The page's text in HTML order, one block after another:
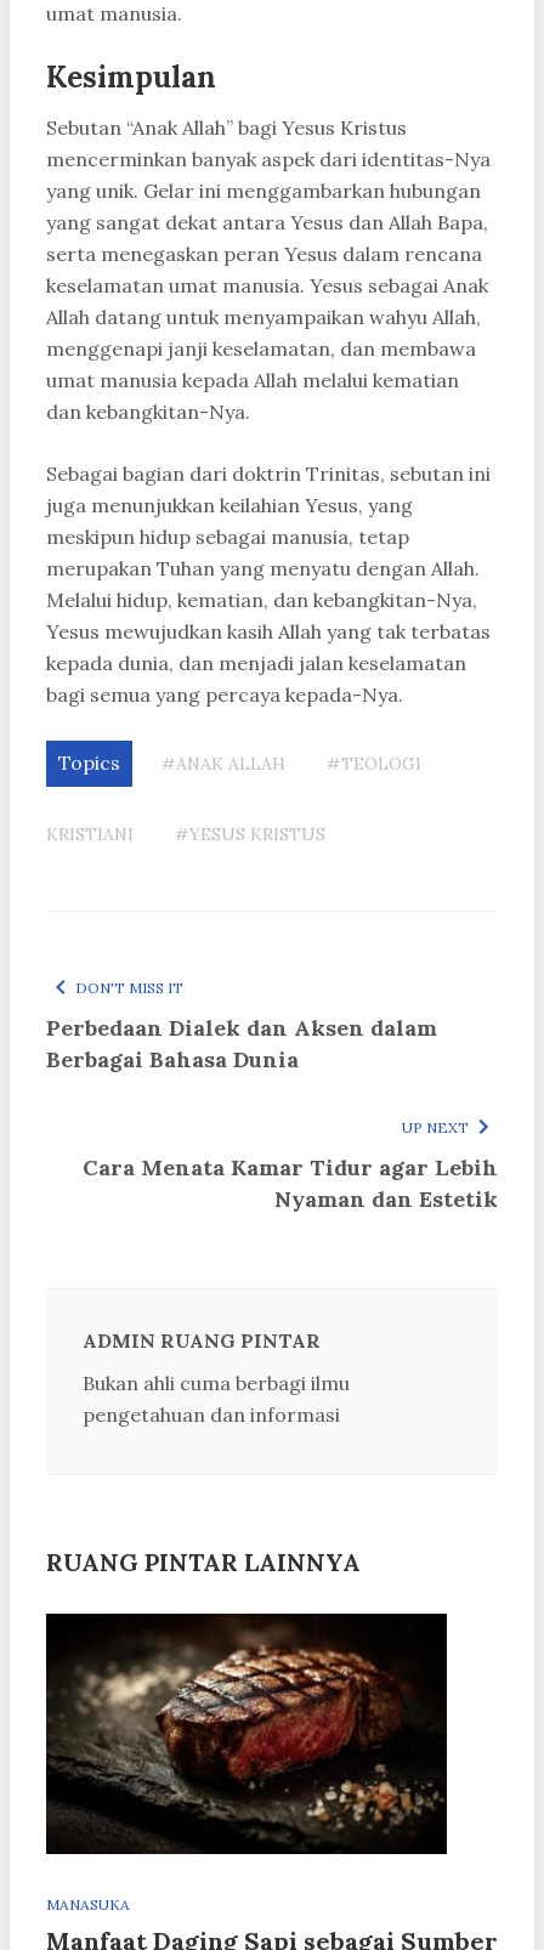
umat manusia.
Kesimpulan
Sebutan “Anak Allah” bagi Yesus Kristus
mencerminkan banyak aspek dari identitas-Nya
yang unik. Gelar ini menggambarkan hubungan
yang sangat dekat antara Yesus dan Allah Bapa,
serta menegaskan peran Yesus dalam rencana
keselamatan umat manusia. Yesus sebagai Anak
Allah datang untuk menyampaikan wahyu Allah,
menggenapi janji keselamatan, dan membawa
umat manusia kepada Allah melalui kematian
dan kebangkitan-Nya.
Sebagai bagian dari doktrin Trinitas, sebutan ini
juga menunjukkan keilahian Yesus, yang
meskipun hidup sebagai manusia, tetap
merupakan Tuhan yang menyatu dengan Allah.
Melalui hidup, kematian, dan kebangkitan-Nya,
Yesus mewujudkan kasih Allah yang tak terbatas
kepada dunia, dan menjadi jalan keselamatan
bagi semua yang percaya kepada-Nya.
Topics #ANAK ALLAH #TEOLOGI
KRISTIANI #YESUS KRISTUS
DON'T MISS IT
Perbedaan Dialek dan Aksen dalam
Berbagai Bahasa Dunia
UP NEXT
Cara Menata Kamar Tidur agar Lebih
Nyaman dan Estetik
ADMIN RUANG PINTAR
Bukan ahli cuma berbagi ilmu
pengetahuan dan informasi
RUANG PINTAR LAINNYA
MANASUKA
Manfaat Daging Sapi sebagai Sumber